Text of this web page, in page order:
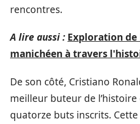
rencontres.
A lire aussi : Exploration
manichéen à travers
De son côté, Cristiano
meilleur buteur de l’histoire
quatorze buts inscrits.